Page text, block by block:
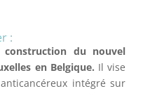
:
construction du nouvel
en Belgique. Il vise
intégré sur